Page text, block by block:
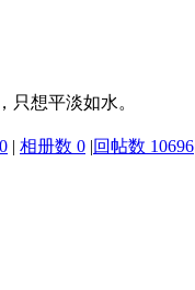
只想平淡如水。
| 相册数 0 |回帖数 10696